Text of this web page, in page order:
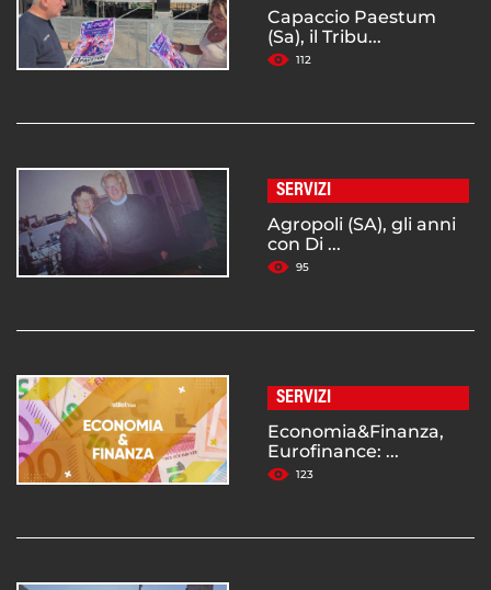
Capaccio Paestum
(Sa), il Tribu...
112
SERVIZI
Agropoli (SA), gli anni
con Di ...
95
SERVIZI
Economia&Finanza,
Eurofinance: ...
123